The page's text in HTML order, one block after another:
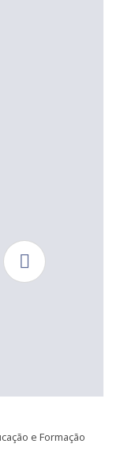
e Formação